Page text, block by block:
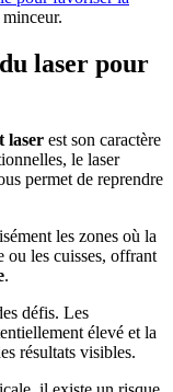
laser pour
laser est son caractère
le laser
permet de reprendre
les zones où la
ou les cuisses, offrant
.
défis. Les
élevé et la
résultats visibles.